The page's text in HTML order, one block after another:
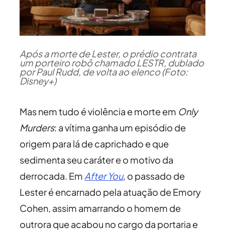
Após a morte de Lester, o prédio contrata
um porteiro robô chamado LESTR, dublado
por Paul Rudd, de volta ao elenco (Foto:
Disney+)
Mas nem tudo é violência e morte em Only
Murders: a vítima ganha um episódio de
origem para lá de caprichado e que
sedimenta seu caráter e o motivo da
derrocada. Em After You, o passado de
Lester é encarnado pela atuação de Emory
Cohen, assim amarrando o homem de
outrora que acabou no cargo da portaria e